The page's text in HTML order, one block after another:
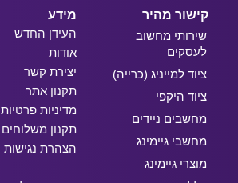
קישור מהיר
שירותי מחשוב
לעסקים
ציוד למייניג (כרייה)
ציוד היקפי
מחשבים ניידים
מחשבי גיימינג
מוצרי גיימינג
מידע
העידן החדש
אודות
יצירת קשר
תקנון אתר
מדיניות פרטיות
תקנון משלוחים
הצהרת נגישות